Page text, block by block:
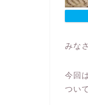
みな
今回
つい